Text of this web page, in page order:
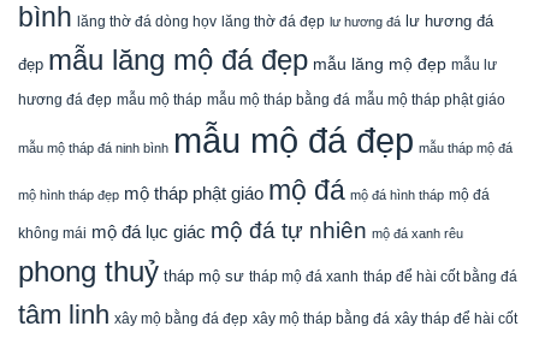
bình lăng thờ đá dòng họv lăng thờ đá đẹp lư hương đá lư hương đá
đẹp mẫu lăng mộ đá đẹp mẫu lăng mộ đẹp mẫu lư
hương đá đẹp mẫu mộ tháp mẫu mộ tháp bằng đá mẫu mộ tháp phật giáo
mẫu mộ tháp đá ninh bình mẫu mộ đá đẹp mẫu tháp mộ đá
mộ hình tháp đẹp mộ tháp phật giáo mộ đá mộ đá hình tháp mộ đá
không mái mộ đá lục giác mộ đá tự nhiên mộ đá xanh rêu
phong thuỷ tháp mộ sư tháp mộ đá xanh tháp để hài cốt bằng đá
tâm linh xây mộ bằng đá đẹp xây mộ tháp bằng đá xây tháp để hài cốt